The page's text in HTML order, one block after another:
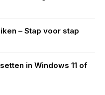
– Stap voor stap
in Windows 11 of